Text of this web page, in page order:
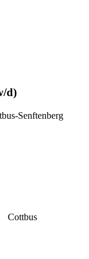
d)
Senftenberg
Cottbus